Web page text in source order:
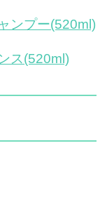
ンプー(520ml)
ス(520ml)